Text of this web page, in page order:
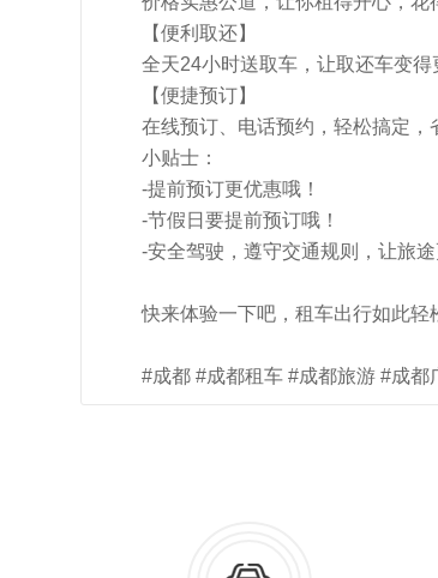
【便利取还】
全天24小时送取车，让取还车变
【便捷预订】
在线预订、电话预约，轻松搞定，
小贴士：
-提前预订更优惠哦！
-节假日要提前预订哦！
-安全驾驶，遵守交通规则，让旅途
快来体验一下吧，租车出行如此
#成都 #成都租车 #成都旅游 #成